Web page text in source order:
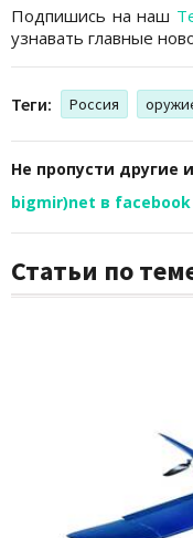
Подпишись на наш
узнавать главные
Теги: Россия
Не пропусти другие
bigmir)net в facebook
Статьи по